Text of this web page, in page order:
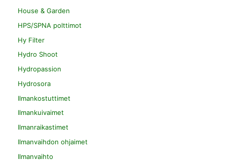
House & Garden
HPS/SPNA polttimot
Hy Filter
Hydro Shoot
Hydropassion
Hydrosora
Ilmankostuttimet
Ilmankuivaimet
Ilmanraikastimet
Ilmanvaihdon ohjaimet
Ilmanvaihto